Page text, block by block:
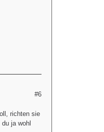
#6
richten sie
ja wohl